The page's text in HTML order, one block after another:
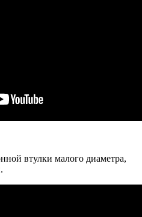
втулки малого диаметра,